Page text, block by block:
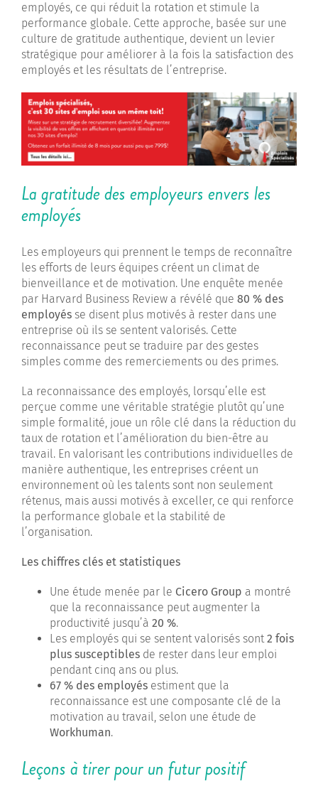
employés, ce qui réduit la rotation et stimule la
performance globale. Cette approche, basée sur une
culture de gratitude authentique, devient un levier
stratégique pour améliorer à la fois la satisfaction des
employés et les résultats de l’entreprise.
La gratitude des employeurs envers les
employés
Les employeurs qui prennent le temps de reconnaître
les efforts de leurs équipes créent un climat de
bienveillance et de motivation. Une enquête menée
par Harvard Business Review a révélé que 80 % des
employésse disent plus motivés à rester dans une
entreprise où ils se sentent valorisés. Cette
reconnaissance peut se traduire par des gestes
simples comme des remerciements ou des primes.
La reconnaissance des employés, lorsqu’elle est
perçue comme une véritable stratégie plutôt qu’une
simple formalité, joue un rôle clé dans la réduction du
taux de rotation et l’amélioration du bien-être au
travail. En valorisant les contributions individuelles de
manière authentique, les entreprises créent un
environnement où les talents sont non seulement
rétenus, mais aussi motivés à exceller, ce qui renforce
la performance globale et la stabilité de
l’organisation.
Les chiffres clés et statistiques
Une étude menée par le Cicero Group a montré
que la reconnaissance peut augmenter la
productivité jusqu’à 20 %.
Les employés qui se sentent valorisés sont 2 fois
plus susceptiblesde rester dans leur emploi
pendant cinq ans ou plus.
67 % des employésestiment que la
reconnaissance est une composante clé de la
motivation au travail, selon une étude de
Workhuman.
Leçons à tirer pour un futur positif